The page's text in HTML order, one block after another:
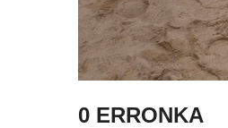
0 ERRONKA